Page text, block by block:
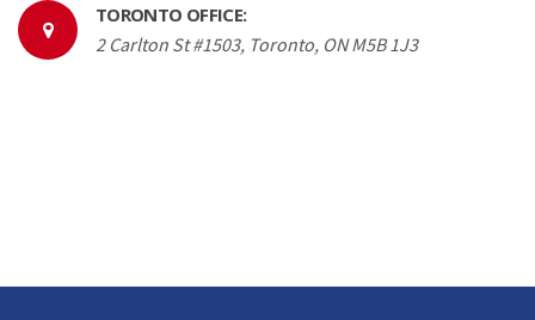
TORONTO OFFICE:
2 Carlton St #1503, Toronto, ON M5B 1J3